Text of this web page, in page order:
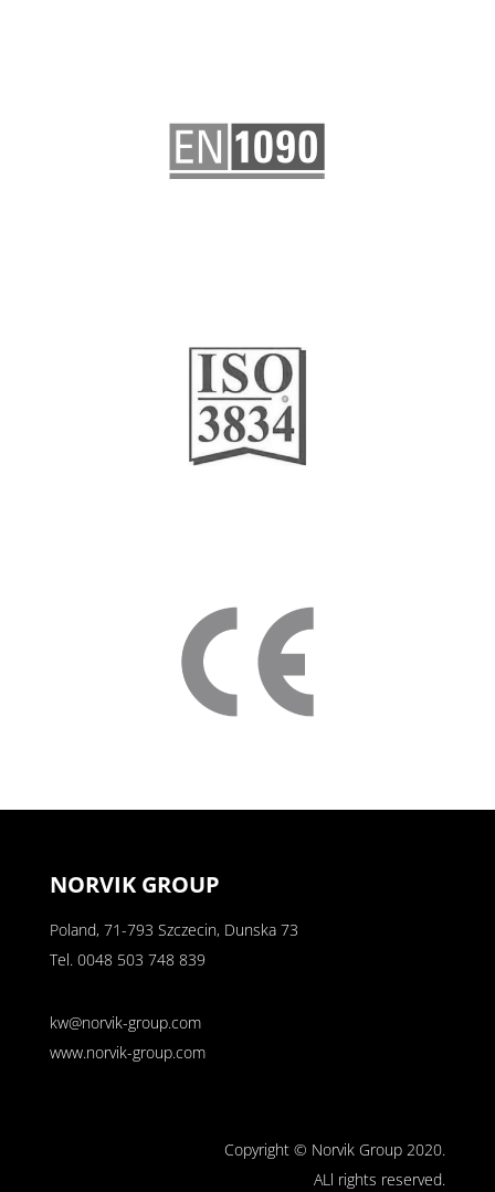
NORVIK GROUP
Poland, 71-793 Szczecin, Dunska 73
Tel. 0048 503 748 839
kw@norvik-group.com
www.norvik-group.com
Copyright © Norvik Group 2020.
ALl rights reserved.